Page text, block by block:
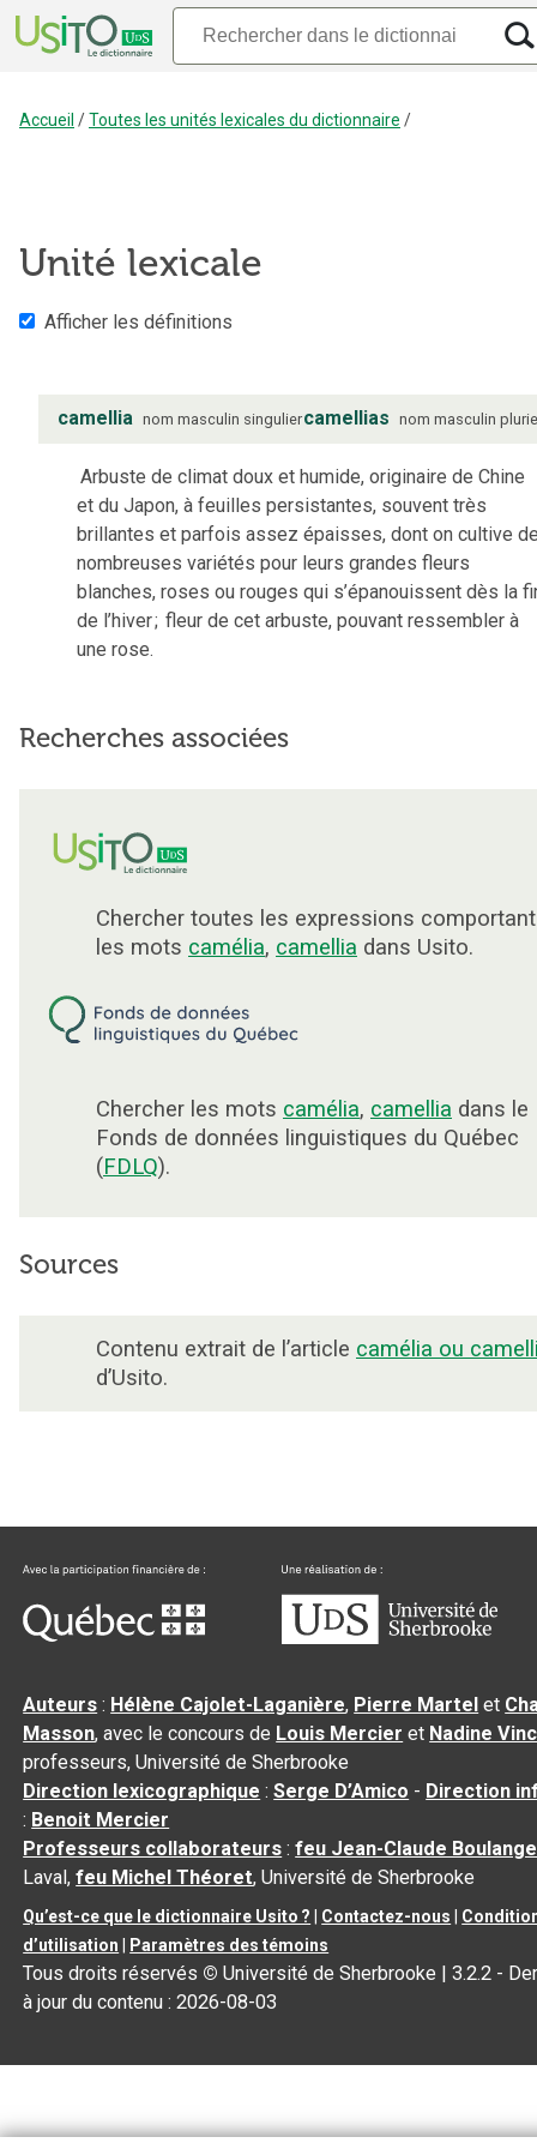
Accueil /Toutes les unités lexicales du dictionnaire /
Unité lexicale
Afficher les définitions
camellia nom masculin singuliercamellias nom masculin
Arbuste de climat doux et humide, originaire de Chine
et du Japon, à feuilles persistantes, souvent très
brillantes et parfois assez épaisses, dont on cultive
nombreuses variétés pour leurs grandes fleurs
blanches, roses ou rouges qui s’épanouissent dès la
de l’hiver; fleur de cet arbuste, pouvant ressembler à
une rose.
Recherches associées
Chercher toutes les expressions comportant
les mots camélia, camellia dans Usito.
Chercher les mots camélia, camellia dans le
Fonds de données linguistiques du Québec
(FDLQ).
Sources
Contenu extrait de l’article camélia ou
d’Usito.
Auteurs : Hélène Cajolet-Laganière, Pierre Martel et
Masson, avec le concours de Louis Mercier et Nadine
professeurs, Université de Sherbrooke
Direction lexicographique :Serge D’Amico - Direction
: Benoit Mercier
Professeurs collaborateurs :feu Jean-Claude
Laval,feu Michel Théoret, Université de Sherbrooke
Qu’est-ce que le dictionnaire Usito ? Contactez-nous
d’utilisation
Paramètres des témoins
Tous droits réservés © Université de Sherbrooke |3.2.2 -
à jour du contenu :2026-08-03